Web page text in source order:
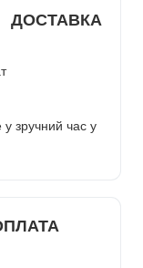
ДОСТАВКА
зручний час у